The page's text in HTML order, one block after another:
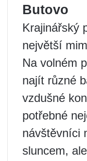
Butovo
Krajinářský
největší
Na volném
najít různé
vzdušné
potřebné
návštěvníci
sluncem,